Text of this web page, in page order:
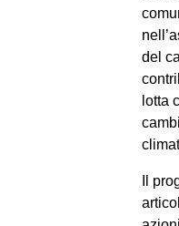
del
lotta
Il